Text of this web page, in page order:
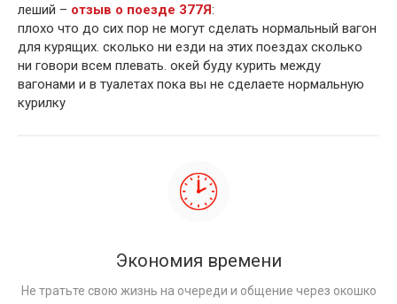
леший – отзыв о поезде 377Я:
плохо что до сих пор не могут сделать нормальный вагон
для курящих. сколько ни езди на этих поездах сколько
ни говори всем плевать. окей буду курить между
вагонами и в туалетах пока вы не сделаете нормальную
курилку
Экономия времени
Не тратьте свою жизнь на очереди и общение через окошко